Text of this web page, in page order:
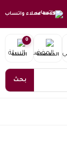
خدمة عملاء واتساب
بحث
المفضلة
0
السلة